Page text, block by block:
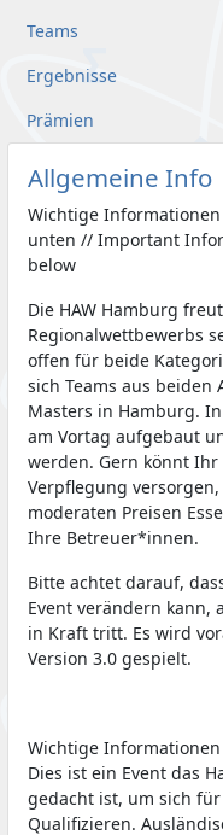
Teams
Ergebnisse
Prämien
Allgemeine Info
Wichtige
unten // Important
below
Die HAW Hamburg
Regionalwettbewerbs
offen für beide
sich Teams aus beiden
Masters in Hamburg.
am Vortag aufgebaut
werden. Gern könnt
Verpflegung
moderaten Preisen
Ihre Betreuer*innen.
Bitte achtet darauf,
Event verändern kann,
in Kraft tritt. Es wird
Version 3.0 gespielt.
Wichtige
Dies ist ein Event das
gedacht ist, um sich
Qualifizieren.